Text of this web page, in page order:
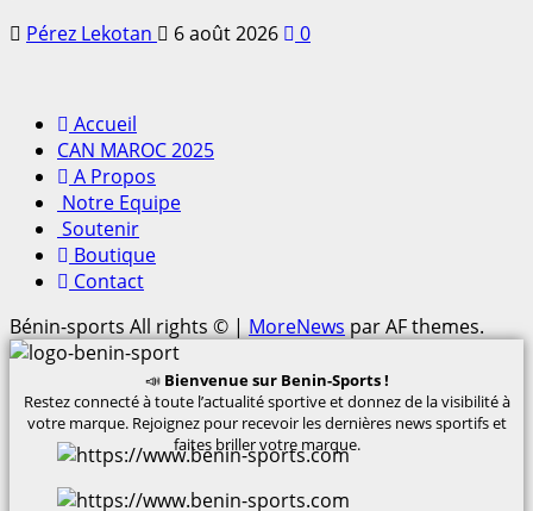
Pérez Lekotan 6 août 2026 0
Accueil
CAN MAROC 2025
A Propos
Notre Equipe
Soutenir
Boutique
Contact
Bénin-sports All rights © | MoreNews par AF themes.
📣 Bienvenue sur Benin-Sports !
Restez connecté à toute l’actualité sportive et donnez de la visibilité à
votre marque. Rejoignez pour recevoir les dernières news sportifs et
faites briller votre marque.